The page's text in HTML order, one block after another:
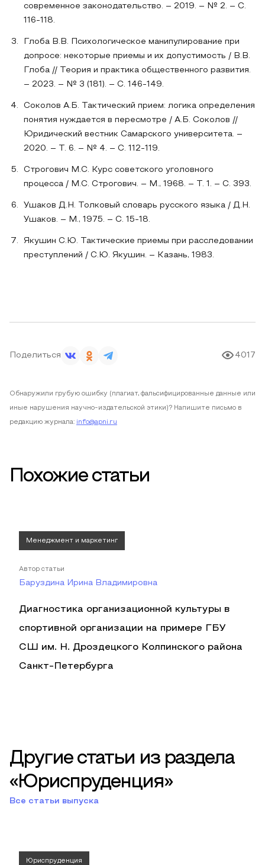
современное законодательство. – 2019. – № 2. – С.
116-118.
Глоба В.В. Психологическое манипулирование при
допросе: некоторые приемы и их допустимость / В.В.
Глоба // Теория и практика общественного развития.
– 2023. – № 3 (181). – С. 146-149.
Соколов А.Б. Тактический прием: логика определения
понятия нуждается в пересмотре / А.Б. Соколов //
Юридический вестник Самарского университета. –
2020. – Т. 6. – № 4. – С. 112-119.
Строгович М.С. Курс советского уголовного
процесса / М.С. Строгович. – М., 1968. – Т. 1. – С. 393.
Ушаков Д.Н. Толковый словарь русского языка / Д.Н.
Ушаков. – М., 1975. – С. 15-18.
Якушин С.Ю. Тактические приемы при расследовании
преступлений / С.Ю. Якушин. – Казань, 1983.
Поделиться 4017
Обнаружили грубую ошибку (плагиат, фальсифицированные данные или
иные нарушения научно-издательской этики)? Напишите письмо в
редакцию журнала: info@apni.ru
Похожие статьи
Менеджмент и маркетинг
Автор статьи
Баруздина Ирина Владимировна
Диагностика организационной культуры в
спортивной организации на примере ГБУ
СШ им. Н. Дроздецкого Колпинского района
Санкт-Петербурга
Другие статьи из раздела
«Юриспруденция»
Все статьи выпуска
Юриспруденция